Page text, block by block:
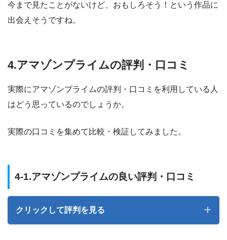
今まで見たことがないけど、おもしろそう！という作品に
出会えそうですね。
4.アマゾンプライムの評判・口コミ
実際にアマゾンプライムの評判・口コミを利用している人
はどう思っているのでしょうか。
実際の口コミを集めて比較・検証してみました。
4-1.アマゾンプライムの良い評判・口コミ
クリックして評判を見る